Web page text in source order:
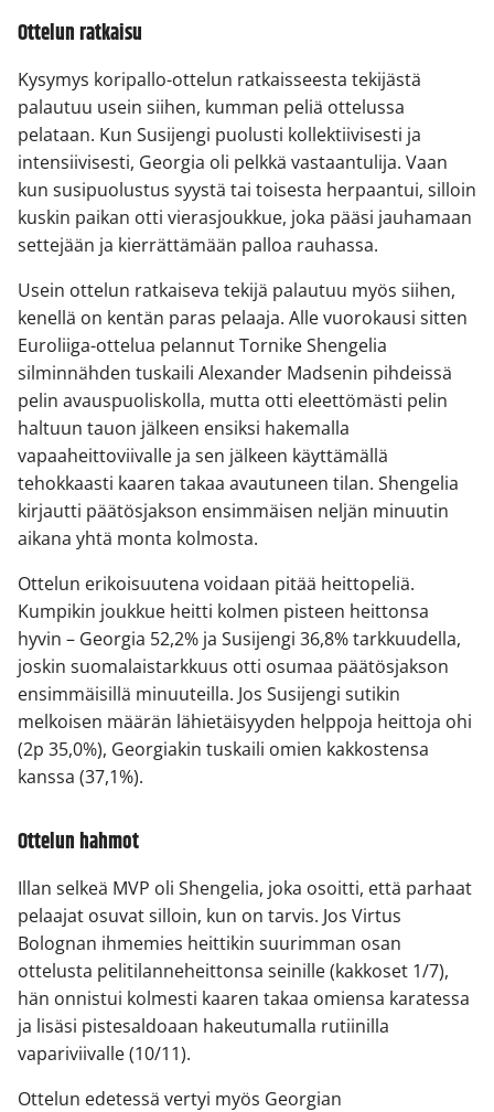
Ottelun ratkaisu
Kysymys koripallo-ottelun ratkaisseesta tekijästä
palautuu usein siihen, kumman peliä ottelussa
pelataan. Kun Susijengi puolusti kollektiivisesti ja
intensiivisesti, Georgia oli pelkkä vastaantulija. Vaan
kun susipuolustus syystä tai toisesta herpaantui, silloin
kuskin paikan otti vierasjoukkue, joka pääsi jauhamaan
settejään ja kierrättämään palloa rauhassa.
Usein ottelun ratkaiseva tekijä palautuu myös siihen,
kenellä on kentän paras pelaaja. Alle vuorokausi sitten
Euroliiga-ottelua pelannut Tornike Shengelia
silminnähden tuskaili Alexander Madsenin pihdeissä
pelin avauspuoliskolla, mutta otti eleettömästi pelin
haltuun tauon jälkeen ensiksi hakemalla
vapaaheittoviivalle ja sen jälkeen käyttämällä
tehokkaasti kaaren takaa avautuneen tilan. Shengelia
kirjautti päätösjakson ensimmäisen neljän minuutin
aikana yhtä monta kolmosta.
Ottelun erikoisuutena voidaan pitää heittopeliä.
Kumpikin joukkue heitti kolmen pisteen heittonsa
hyvin – Georgia 52,2% ja Susijengi 36,8% tarkkuudella,
joskin suomalaistarkkuus otti osumaa päätösjakson
ensimmäisillä minuuteilla. Jos Susijengi sutikin
melkoisen määrän lähietäisyyden helppoja heittoja ohi
(2p 35,0%), Georgiakin tuskaili omien kakkostensa
kanssa (37,1%).
Ottelun hahmot
Illan selkeä MVP oli Shengelia, joka osoitti, että parhaat
pelaajat osuvat silloin, kun on tarvis. Jos Virtus
Bolognan ihmemies heittikin suurimman osan
ottelusta pelitilanneheittonsa seinille (kakkoset 1/7),
hän onnistui kolmesti kaaren takaa omiensa karatessa
ja lisäsi pistesaldoaan hakeutumalla rutiinilla
vapariviivalle (10/11).
Ottelun edetessä vertyi myös Georgian